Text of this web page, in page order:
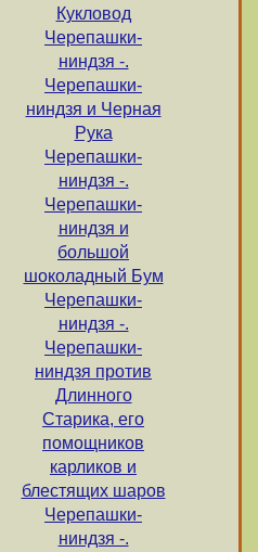
Кукловод
Черепашки-
ниндзя -.
Черепашки-
ниндзя и Черная
Рука
Черепашки-
ниндзя -.
Черепашки-
ниндзя и
большой
шоколадный Бум
Черепашки-
ниндзя -.
Черепашки-
ниндзя против
Длинного
Старика, его
помощников
карликов и
блестящих шаров
Черепашки-
ниндзя -.